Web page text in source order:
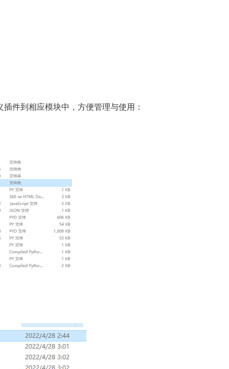
件到相应模块中，方便管理与使用：